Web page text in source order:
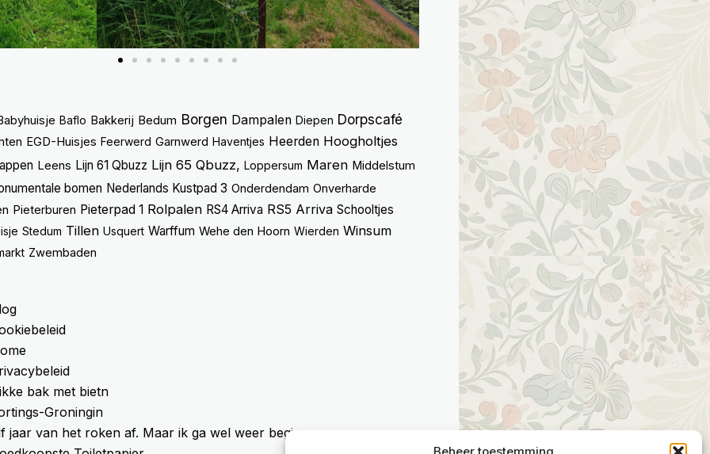
Baflo Bakkerij Bedum Borgen Dampalen Diepen Dorpscafé
EGD-Huisjes Feerwerd Garnwerd Haventjes Heerden Hoogholtjes
Leens Lijn 61 Qbuzz Lijn 65 Qbuzz, Loppersum Maren Middelstum
bomen Nederlands Kustpad 3 Onderdendam Onverharde
Pieterburen Pieterpad 1 Rolpalen RS4 Arriva RS5 Arriva Schooltjes
Stedum Tillen Usquert Warffum Wehe den Hoorn Wierden Winsum
Zwembaden
bak met bietn
Groningin
jaar van het roken af. Maar ik ga wel weer beginnen